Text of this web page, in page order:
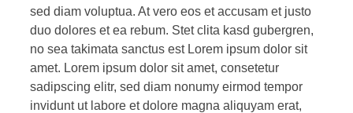
sed diam voluptua. At vero eos et accusam et justo
duo dolores et ea rebum. Stet clita kasd gubergren,
no sea takimata sanctus est Lorem ipsum dolor sit
amet. Lorem ipsum dolor sit amet, consetetur
sadipscing elitr, sed diam nonumy eirmod tempor
invidunt ut labore et dolore magna aliquyam erat,